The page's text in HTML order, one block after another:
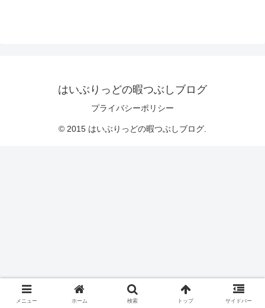
はいぶりっどの暇つぶしブログ
プライバシーポリシー
© 2015 はいぶりっどの暇つぶしブログ.
メニュー ホーム 検索 トップ サイドバー